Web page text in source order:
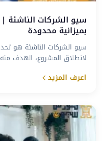
سيو الشركات الناشئة
بميزانية محدودة
سيو الشركات الناشئة هو
لانطلاق المشروع، الهدف
اعرف المزيد